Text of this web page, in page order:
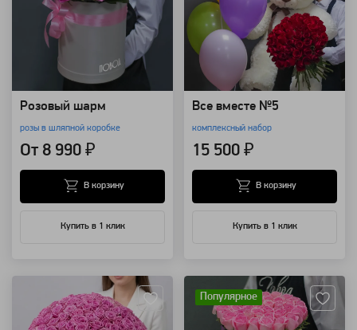
Розовый шарм
розы в шляпной коробке
От 8 990 ₽
Купить в 1 клик
В корзину
Все вместе №5
комплексный набор
15 500 ₽
Купить в 1 клик
В корзину
Популярное